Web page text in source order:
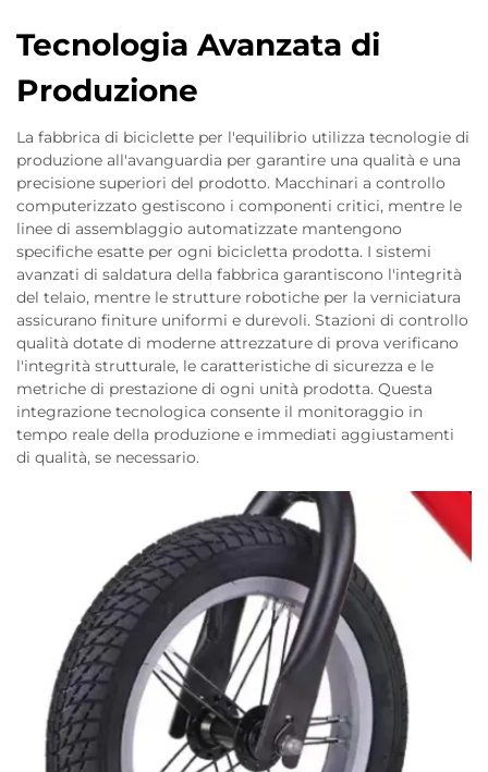
Tecnologia Avanzata di
Produzione
La fabbrica di biciclette per l'equilibrio utilizza tecnologie di
produzione all'avanguardia per garantire una qualità e una
precisione superiori del prodotto. Macchinari a controllo
computerizzato gestiscono i componenti critici, mentre le
linee di assemblaggio automatizzate mantengono
specifiche esatte per ogni bicicletta prodotta. I sistemi
avanzati di saldatura della fabbrica garantiscono l'integrità
del telaio, mentre le strutture robotiche per la verniciatura
assicurano finiture uniformi e durevoli. Stazioni di controllo
qualità dotate di moderne attrezzature di prova verificano
l'integrità strutturale, le caratteristiche di sicurezza e le
metriche di prestazione di ogni unità prodotta. Questa
integrazione tecnologica consente il monitoraggio in
tempo reale della produzione e immediati aggiustamenti
di qualità, se necessario.